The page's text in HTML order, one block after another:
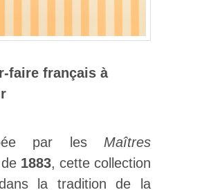
faire français à
par les Maîtres
de 1883, cette collection
dans la tradition de la